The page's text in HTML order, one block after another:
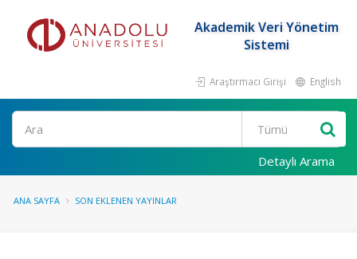
Akademik Veri Yönetim
Sistemi
Araştırmacı Girişi English
Ara
Detaylı Arama
ANA SAYFA SON EKLENEN YAYINLAR